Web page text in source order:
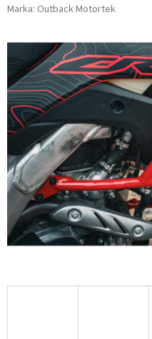
Marka: Outback Motortek